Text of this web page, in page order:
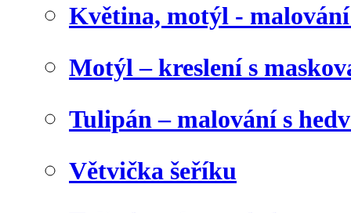
Květina, motýl -
Motýl – kreslení s
Tulipán – malování s
Větvička šeříku